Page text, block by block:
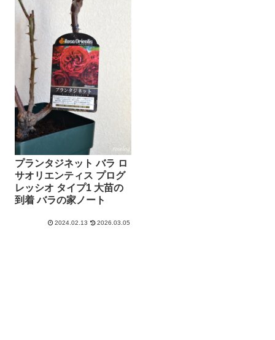
プランタジネット バラ ロ
サオリエンティス プログ
レッシオ タイプ1 大苗の
到着 バラの家ノート
2024.02.13 2026.03.05